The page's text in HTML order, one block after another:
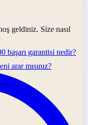
geldiniz. Size nasıl
başarı garantisi nedir?
arar mısınız?